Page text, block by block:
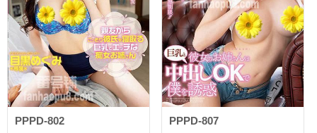
PPPD-802 PPPD-807